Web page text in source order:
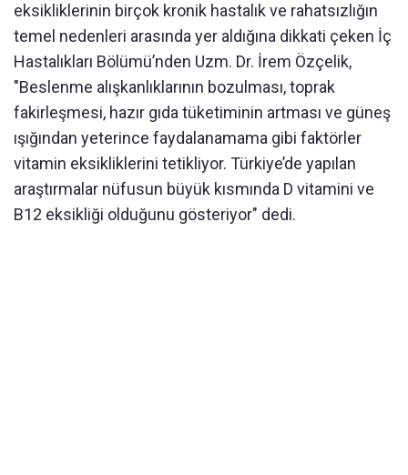
eksikliklerinin birçok kronik hastalık ve rahatsızlığın
temel nedenleri arasında yer aldığına dikkati çeken İç
Hastalıkları Bölümü’nden Uzm. Dr. İrem Özçelik,
"Beslenme alışkanlıklarının bozulması, toprak
fakirleşmesi, hazır gıda tüketiminin artması ve güneş
ışığından yeterince faydalanamama gibi faktörler
vitamin eksikliklerini tetikliyor. Türkiye’de yapılan
araştırmalar nüfusun büyük kısmında D vitamini ve
B12 eksikliği olduğunu gösteriyor" dedi.